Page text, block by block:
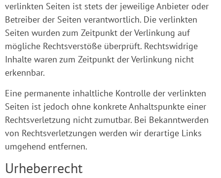
verlinkten Seiten ist stets der jeweilige Anbieter oder
Betreiber der Seiten verantwortlich. Die verlinkten
Seiten wurden zum Zeitpunkt der Verlinkung auf
mögliche Rechtsverstöße überprüft. Rechtswidrige
Inhalte waren zum Zeitpunkt der Verlinkung nicht
erkennbar.
Eine permanente inhaltliche Kontrolle der verlinkten
Seiten ist jedoch ohne konkrete Anhaltspunkte einer
Rechtsverletzung nicht zumutbar. Bei Bekanntwerden
von Rechtsverletzungen werden wir derartige Links
umgehend entfernen.
Urheberrecht